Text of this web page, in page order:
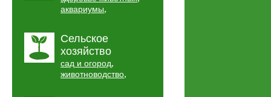
аквариумы,
Сельское
хозяйство
сад и огород,
животноводство,